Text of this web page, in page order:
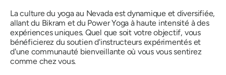
La culture du yoga au Nevada est dynamique et diversifiée,
allant du Bikram et du Power Yoga à haute intensité à des
expériences uniques. Quel que soit votre objectif, vous
bénéficierez du soutien d'instructeurs expérimentés et
d'une communauté bienveillante où vous vous sentirez
comme chez vous.